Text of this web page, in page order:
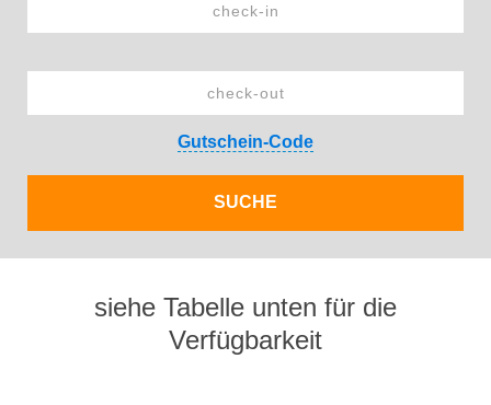
Gutschein-Code
siehe Tabelle unten für die
Verfügbarkeit